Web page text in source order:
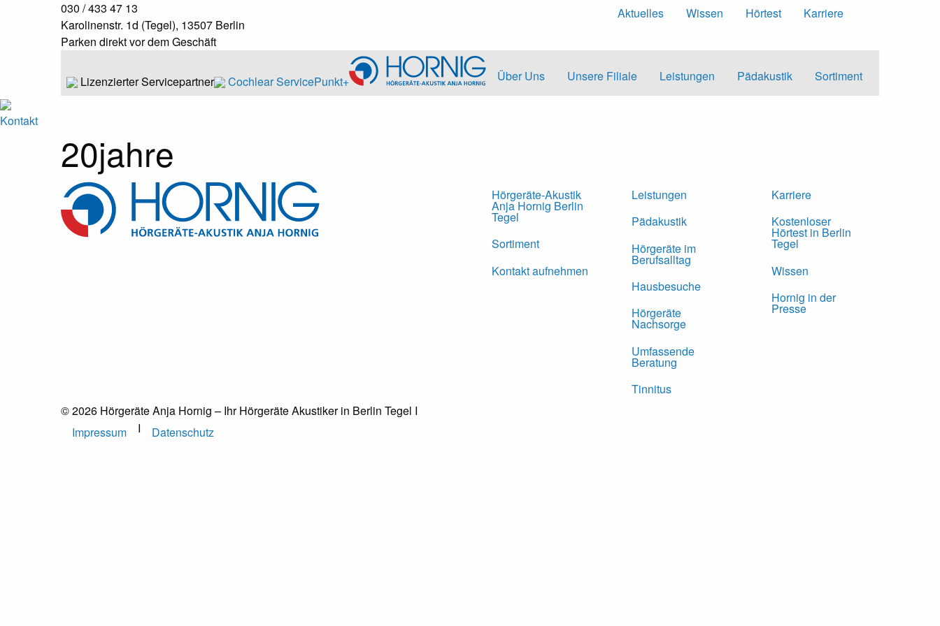
030 / 433 47 13
Karolinenstr. 1d (Tegel), 13507 Berlin
Parken direkt vor dem Geschäft
Aktuelles Wissen Hörtest Karriere
Lizenzierter Servicepartner Cochlear ServicePunkt+ Über Uns Unsere Filiale Leistungen Pädakustik Sortiment
Kontakt
20jahre
Hörgeräte-Akustik
Anja Hornig Berlin
Tegel
Sortiment
Kontakt aufnehmen
Leistungen
Pädakustik
Hörgeräte im
Berufsalltag
Hausbesuche
Hörgeräte
Nachsorge
Umfassende
Beratung
Tinnitus
Karriere
Kostenloser
Hörtest in Berlin
Tegel
Wissen
Hornig in der
Presse
© 2026 Hörgeräte Anja Hornig – Ihr Hörgeräte Akustiker in Berlin Tegel I
Impressum
I Datenschutz